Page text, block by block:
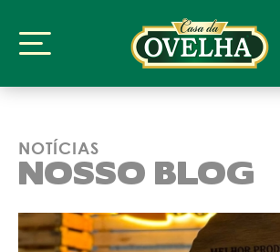
NOTÍCIAS
NOSSO BLOG